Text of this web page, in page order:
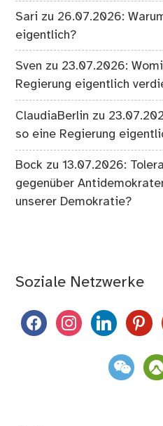
Sari zu 26.07.2026:
eigentlich?
Sven zu 23.07.2026:
Regierung eigentlich
ClaudiaBerlin zu
so eine Regierung
Bock zu13.07.2026:
gegenüber
unserer Demokratie?
Soziale Netzwerke
facebookinstagramlinkedin
weixin